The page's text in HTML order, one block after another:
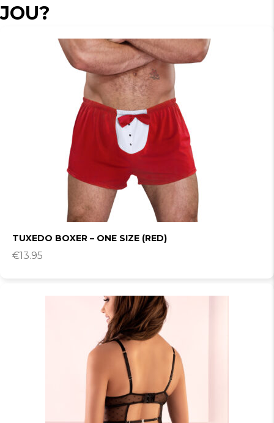
JOU?
TUXEDO BOXER – ONE SIZE (RED)
€13.95